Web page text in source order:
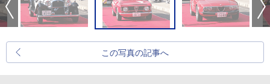
この写真の記事へ